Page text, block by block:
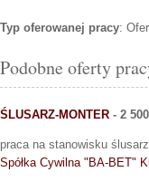
Typ oferowanej pracy:
Podobne oferty
ŚLUSARZ-MONTER - 2
praca na stanowisku
Spółka Cywilna "BA-BET"